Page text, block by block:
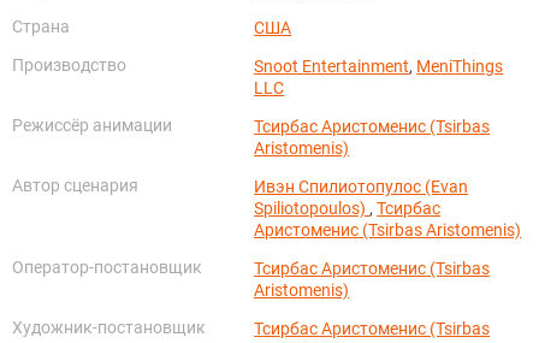
Страна
США
Производство
Snoot Entertainment, MeniThings
LLC
Режиссёр анимации
Тсирбас Аристоменис (Tsirbas
Aristomenis)
Автор сценария
Ивэн Спилиотопулос (Evan
Spiliotopoulos) ,Тсирбас
Аристоменис (Tsirbas Aristomenis)
Оператор-постановщик
Тсирбас Аристоменис (Tsirbas
Aristomenis)
Художник-постановщик
Тсирбас Аристоменис (Tsirbas